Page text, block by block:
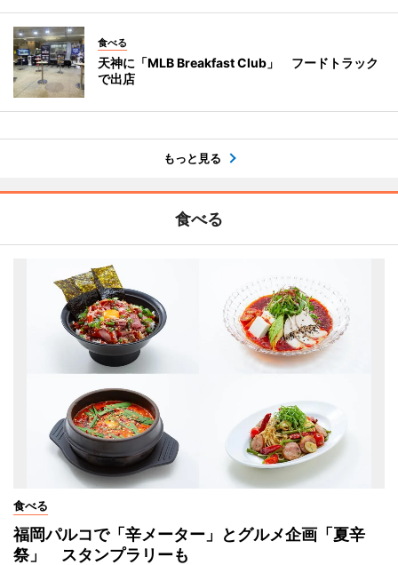
食べる
天神に「MLB Breakfast Club」 フードトラック
で出店
もっと見る
食べる
食べる
福岡パルコで「辛メーター」とグルメ企画「夏辛
祭」 スタンプラリーも